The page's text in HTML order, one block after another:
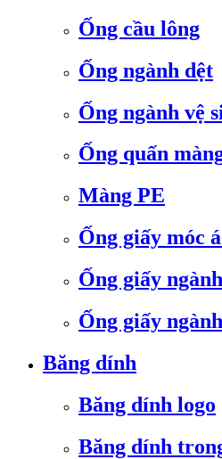
Ống cầu lông
Ống ngành dệt
Ống ngành vệ
Ống quấn
Màng PE
Ống giấy móc
Ống giấy
Ống giấy
Băng dính
Băng dính logo
Băng dính